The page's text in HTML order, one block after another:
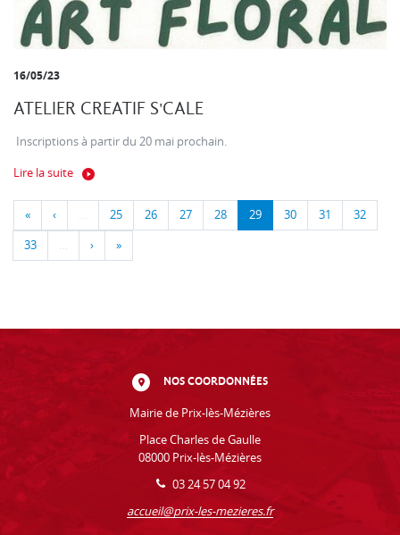
16/05/23
ATELIER CREATIF S'CALE
Inscriptions à partir du 20 mai prochain.
Lire la suite
« ‹ … 25 26 27 28 29 30 31 32
33 … › »
NOS COORDONNÉES
Mairie de Prix-lès-Mézières
Place Charles de Gaulle
08000 Prix-lès-Mézières
03 24 57 04 92
accueil@prix-les-mezieres.fr